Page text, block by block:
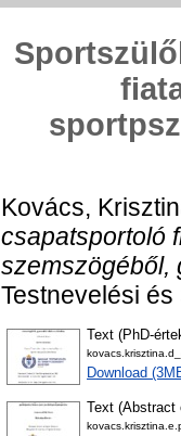
Kovács,
csapatsportoló
szemszögéből,
Testnevelési
Text (PhD-
Download
Text (Abstract